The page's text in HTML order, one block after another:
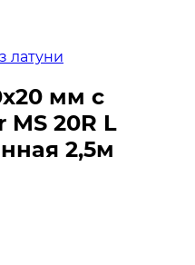
латуни
мм с
20R L
2,5м